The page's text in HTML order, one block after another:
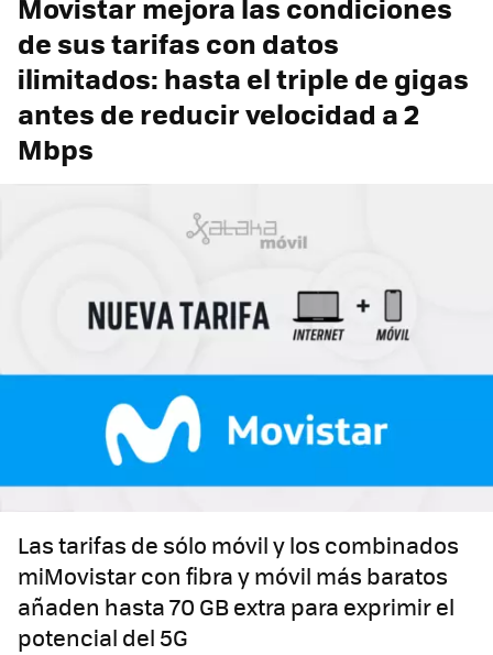
de sus tarifas con datos
ilimitados: hasta el triple de gigas
antes de reducir velocidad a 2
Mbps
Las tarifas de sólo móvil y los combinados
miMovistar con fibra y móvil más baratos
añaden hasta 70 GB extra para exprimir el
potencial del 5G